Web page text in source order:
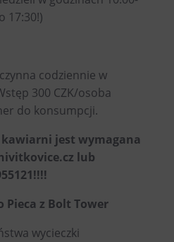
elektrycznych
17:30!)
codziennie w
300 CZK/osoba
do konsumpcji.
jest wymagana
lub
Pieca z Bolt Tower
wycieczki